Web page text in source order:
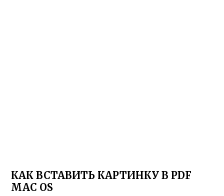
КАК ВСТАВИТЬ КАРТИНКУ В PDF
MAC OS